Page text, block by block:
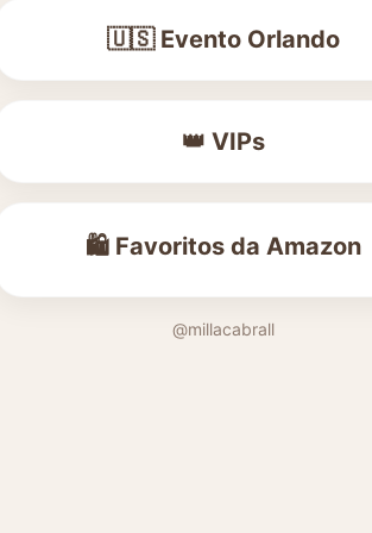
🇺🇸 Evento Orlando
👑 VIPs
🛍️ Favoritos da Amazon
@millacabrall